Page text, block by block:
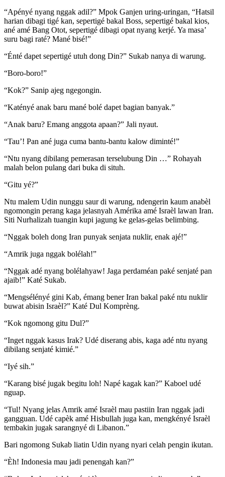
“Apényé nyang nggak adil?” Mpok Ganjen uring-uringan, “Hatsil
harian dibagi tigé kan, sepertigé bakal Boss, sepertigé bakal kios,
ané amé Bang Otot, sepertigé dibagi opat nyang kerjé. Ya masa’
suru bagi raté? Mané bisé!”
“Énté dapet sepertigé utuh dong Din?” Sukab nanya di warung.
“Boro-boro!”
“Kok?” Sanip ajeg ngegongin.
“Katényé anak baru mané bolé dapet bagian banyak.”
“Anak baru? Emang anggota apaan?” Jali nyaut.
“Tau’! Pan ané juga cuma bantu-bantu kalow diminté!”
“Ntu nyang dibilang pemerasan terselubung Din …” Rohayah
malah belon pulang dari buka di situh.
“Gitu yé?”
Ntu malem Udin nunggu saur di warung, ndengerin kaum anabèl
ngomongin perang kaga jelasnyah Amérika amé Israèl lawan Iran.
Siti Nurhalizah tuangin kupi jagung ke gelas-gelas belimbing.
“Nggak boleh dong Iran punyak senjata nuklir, enak ajé!”
“Amrik juga nggak bolélah!”
“Nggak adé nyang bolélahyaw! Jaga perdaméan paké senjaté pan
ajaib!” Katé Sukab.
“Mengsélényé gini Kab, émang bener Iran bakal paké ntu nuklir
buwat abisin Israèl?” Katé Dul Komprèng.
“Kok ngomong gitu Dul?”
“Inget nggak kasus Irak? Udé diserang abis, kaga adé ntu nyang
dibilang senjaté kimié.”
“Iyé sih.”
“Karang bisé jugak begitu loh! Napé kagak kan?” Kaboel udé
nguap.
“Tul! Nyang jelas Amrik amé Israèl mau pastiin Iran nggak jadi
gangguan. Udé capèk amé Hisbullah juga kan, mengkényé Israèl
tembakin jugak sarangnyé di Libanon.”
Bari ngomong Sukab liatin Udin nyang nyari celah pengin ikutan.
“Èh! Indonesia mau jadi penengah kan?”